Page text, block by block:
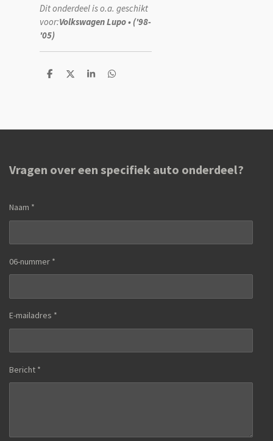
Dit onderdeel is o.a. geschikt
voor:Volkswagen Lupo • ('98-
'05)
D
D
S
D
Vragen over een specifiek auto onderdeel?
Naam *
06-nummer *
E-mailadres *
Bericht *